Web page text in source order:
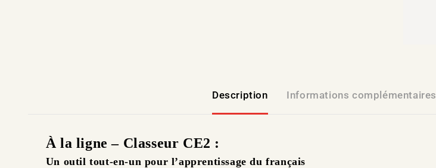
Description Informations complémentaires
À la ligne – Classeur CE2 :
Un outil tout-en-un pour l’apprentissage du français